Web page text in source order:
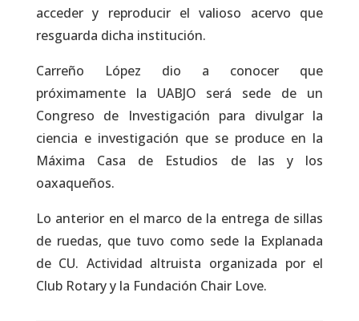
acceder y reproducir el valioso acervo que
resguarda dicha institución.
Carreño López dio a conocer que
próximamente la UABJO será sede de un
Congreso de Investigación para divulgar la
ciencia e investigación que se produce en la
Máxima Casa de Estudios de las y los
oaxaqueños.
Lo anterior en el marco de la entrega de sillas
de ruedas, que tuvo como sede la Explanada
de CU. Actividad altruista organizada por el
Club Rotary y la Fundación Chair Love.